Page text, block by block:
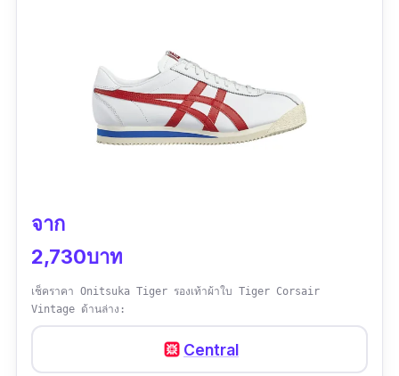
จาก
2,730บาท
เช็คราคา Onitsuka Tiger รองเท้าผ้าใบ Tiger Corsair
Vintage ด้านล่าง:
Central